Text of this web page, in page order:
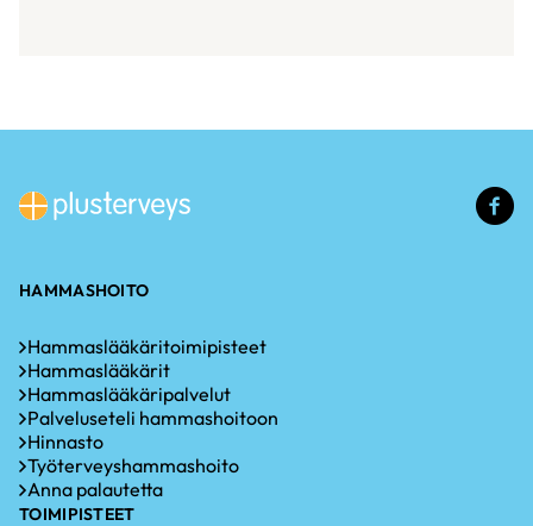
HAMMASHOITO
Hammaslääkäritoimipisteet
Hammaslääkärit
Hammaslääkäripalvelut
Palveluseteli hammashoitoon
Hinnasto
Työterveyshammashoito
Anna palautetta
TOIMIPISTEET